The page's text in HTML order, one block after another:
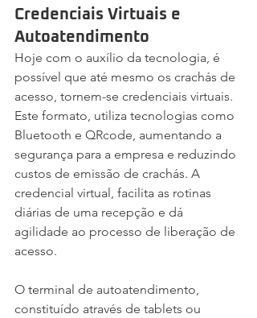
Credenciais Virtuais e
Autoatendimento
Hoje com o auxílio da tecnologia, é
possível que até mesmo os crachás de
acesso, tornem-se credenciais virtuais.
Este formato, utiliza tecnologias como
Bluetooth e QRcode, aumentando a
segurança para a empresa e reduzindo
custos de emissão de crachás. A
credencial virtual, facilita as rotinas
diárias de uma recepção e dá
agilidade ao processo de liberação de
acesso.
O terminal de autoatendimento,
constituído através de tablets ou